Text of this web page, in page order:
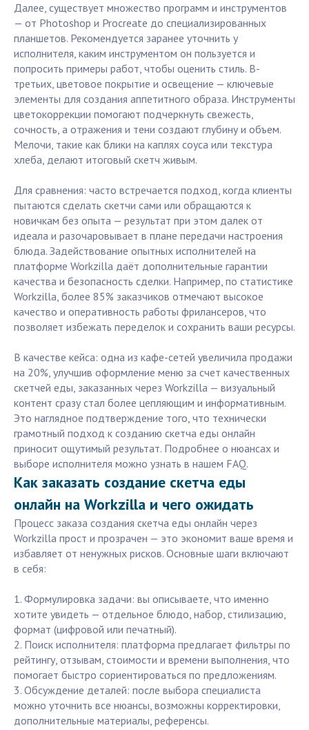
Далее, существует множество программ и инструментов
— от Photoshop и Procreate до специализированных
планшетов. Рекомендуется заранее уточнить у
исполнителя, каким инструментом он пользуется и
попросить примеры работ, чтобы оценить стиль. В-
третьих, цветовое покрытие и освещение — ключевые
элементы для создания аппетитного образа. Инструменты
цветокоррекции помогают подчеркнуть свежесть,
сочность, а отражения и тени создают глубину и объем.
Мелочи, такие как блики на каплях соуса или текстура
хлеба, делают итоговый скетч живым.
Для сравнения: часто встречается подход, когда клиенты
пытаются сделать скетчи сами или обращаются к
новичкам без опыта — результат при этом далек от
идеала и разочаровывает в плане передачи настроения
блюда. Задействование опытных исполнителей на
платформе Workzilla даёт дополнительные гарантии
качества и безопасность сделки. Например, по статистике
Workzilla, более 85% заказчиков отмечают высокое
качество и оперативность работы фрилансеров, что
позволяет избежать переделок и сохранить ваши ресурсы.
В качестве кейса: одна из кафе-сетей увеличила продажи
на 20%, улучшив оформление меню за счет качественных
скетчей еды, заказанных через Workzilla — визуальный
контент сразу стал более цепляющим и информативным.
Это наглядное подтверждение того, что технически
грамотный подход к созданию скетча еды онлайн
приносит ощутимый результат. Подробнее о нюансах и
выборе исполнителя можно узнать в нашем FAQ.
Как заказать создание скетча еды
онлайн на Workzilla и чего ожидать
Процесс заказа создания скетча еды онлайн через
Workzilla прост и прозрачен — это экономит ваше время и
избавляет от ненужных рисков. Основные шаги включают
в себя:
1. Формулировка задачи: вы описываете, что именно
хотите увидеть — отдельное блюдо, набор, стилизацию,
формат (цифровой или печатный).
2. Поиск исполнителя: платформа предлагает фильтры по
рейтингу, отзывам, стоимости и времени выполнения, что
помогает быстро сориентироваться по предложениям.
3. Обсуждение деталей: после выбора специалиста
можно уточнить все нюансы, возможны корректировки,
дополнительные материалы, референсы.